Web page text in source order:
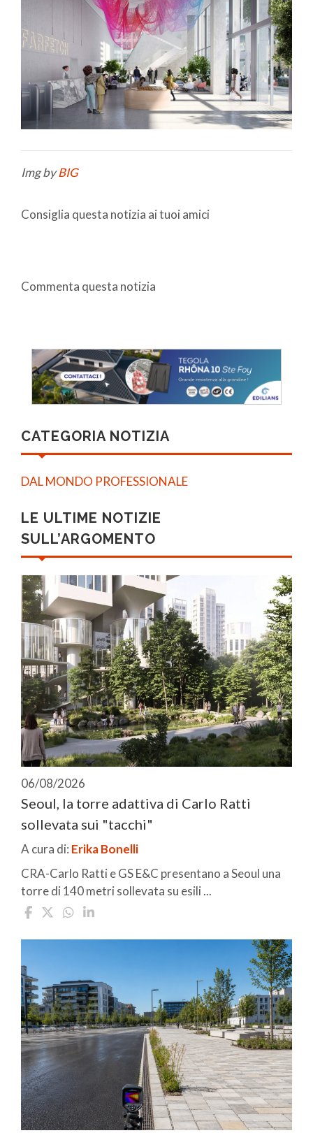
Img byBIG
Consiglia questa notizia ai tuoi amici
Commenta questa notizia
CATEGORIA NOTIZIA
DAL MONDO PROFESSIONALE
LE ULTIME NOTIZIE
SULL’ARGOMENTO
06/08/2026
Seoul, la torre adattiva di Carlo Ratti
sollevata sui "tacchi"
A cura di: Erika Bonelli
CRA-Carlo Ratti e GS E&C presentano a Seoul una
torre di 140 metri sollevata su esili ...